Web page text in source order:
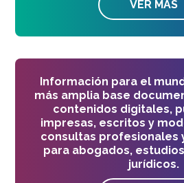
VER MÁS
Información para el
más amplia base
contenidos digitales,
impresas, escritos y
consultas profesionales
para abogados,
jurídicos.